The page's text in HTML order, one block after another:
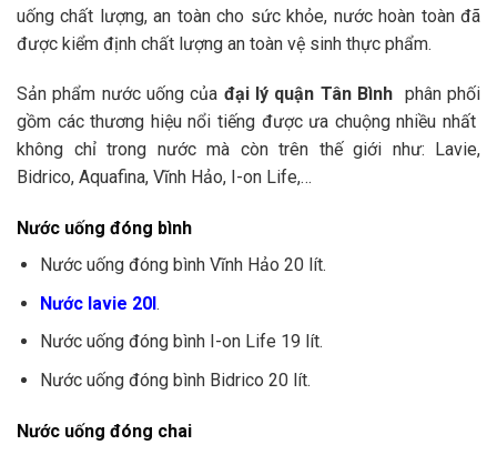
uống chất lượng, an toàn cho sức khỏe, nước hoàn toàn đã
được kiểm định chất lượng an toàn vệ sinh thực phẩm.
Sản phẩm nước uống của đại lý quận Tân Bình phân phối
gồm các thương hiệu nổi tiếng được ưa chuộng nhiều nhất
không chỉ trong nước mà còn trên thế giới như: Lavie,
Bidrico, Aquafina, Vĩnh Hảo, I-on Life,…
Nước uống đóng bình
Nước uống đóng bình Vĩnh Hảo 20 lít.
Nước lavie 20l.
Nước uống đóng bình I-on Life 19 lít.
Nước uống đóng bình Bidrico 20 lít.
Nước uống đóng chai